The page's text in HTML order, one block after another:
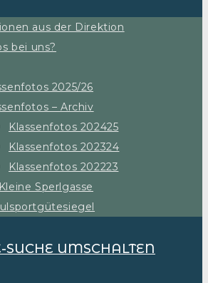
aus der Direktion
bei uns?
2025/26
– Archiv
Klassenfotos 202425
Klassenfotos 202324
Klassenfotos 202223
Sperlgasse
SUCHE UMSCHALTEN